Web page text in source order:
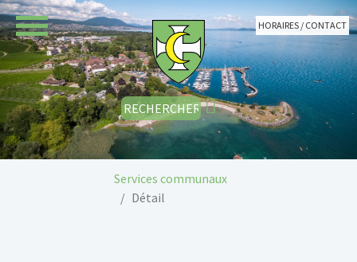
Aller au contenu principal
HORAIRES / CONTACT
Services communaux
Détail